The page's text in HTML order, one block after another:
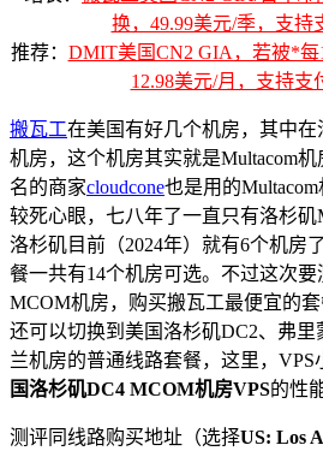
换，49.99美元/季，支持
推荐： DMIT美国CN2 GIA，若被*每
12.98美元/月，支持支
搬瓦工在美国有好几个机房，其中
机房，这个机房其实就是Multacom
名的商家cloudcone也是用的
较死心眼，七八年了一直只有洛杉
洛杉矶目前（2024年）就有6个机房
餐一共有14个机房可选。不过这次
MCOM机房，购买搬瓦工最便宜的
还可以切换到美国洛杉矶DC2、弗
兰机房的普通线路套餐，这里，VPS
国洛杉矶DC4 MCOM机房VPS的性
测评同线路购买地址（选择US: Los